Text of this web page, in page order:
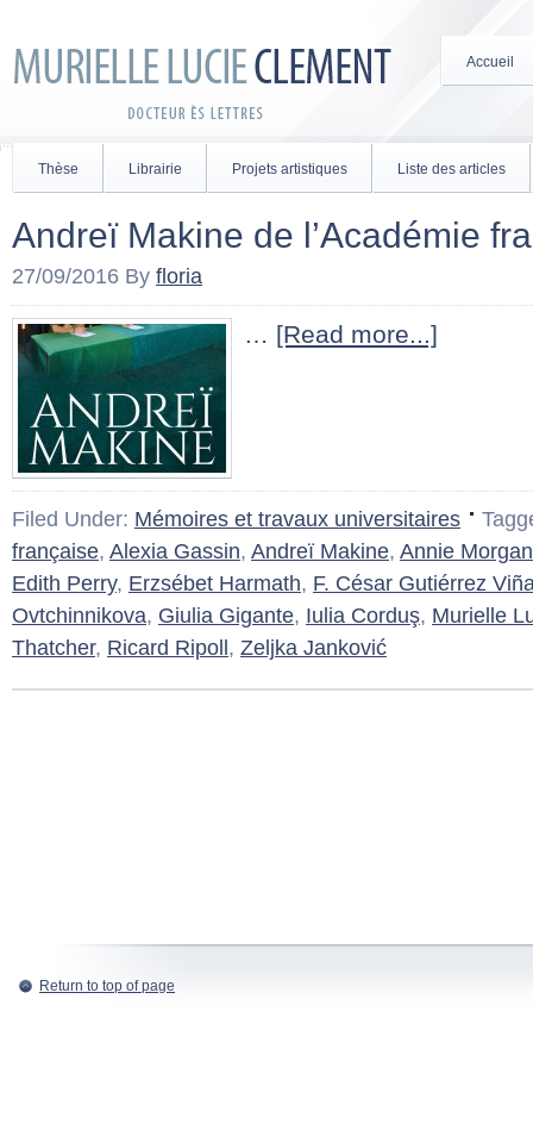
Accueil
Thèse Librairie Projets artistiques Liste des articles
Andreï Makine de l’Académie
27/09/2016 By floria
… [Read more...]
Filed Under: Mémoires et travaux universitaires
française, Alexia Gassin, Andreï Makine, Annie Morgan
Edith Perry, Erzsébet Harmath, F. César Gutiérrez
Ovtchinnikova, Giulia Gigante, Iulia Corduş, Murielle
Thatcher, Ricard Ripoll , Zeljka Janković
Return to top of page